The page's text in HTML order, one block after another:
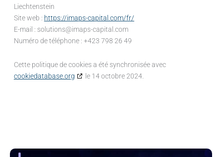
Liechtenstein
Site web : https://imaps-capital.com/fr/
E-mail : solutions@imaps-capital.com
Numéro de téléphone : +423 798 26 49
Cette politique de cookies a été synchronisée avec
cookiedatabase.org
le 14 octobre 2024.